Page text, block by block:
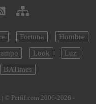
Fortuna
Hombre
Look
Luz
BATimes
| © Perfil.com 2006-2026 -